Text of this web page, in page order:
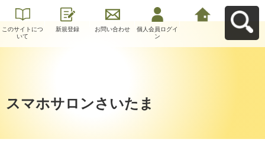
このサイトにつ
いて
新規登録 お問い合わせ
個人会員ログイ
ン
スマホサロンさいたま